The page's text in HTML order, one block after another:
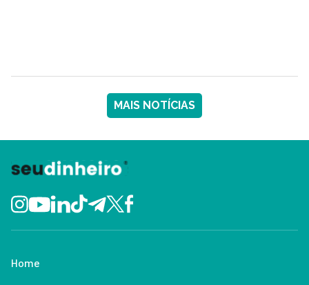
MAIS NOTÍCIAS
Home